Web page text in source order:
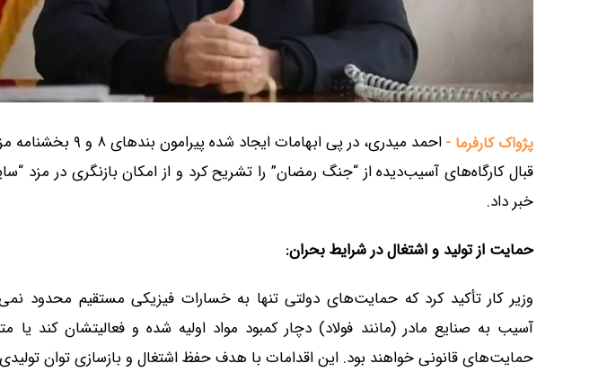
پژواک کارفرما -
قبال کارگاه‌های آسیب‌دیده از “جنگ رمضان” را تشریح کرد و از امکان بازنگری در مزد
خبر داد.
حمایت از تولید و اشتغال در شرایط بحران:
وزیر کار تأکید کرد که حمایت‌های دولتی تنها به خسارات فیزیکی مستقیم محدود
آسیب به صنایع مادر (مانند فولاد) دچار کمبود مواد اولیه شده و فعالیتشان کند
حمایت‌های قانونی خواهند بود. این اقدامات با هدف حفظ اشتغال و بازسازی توان